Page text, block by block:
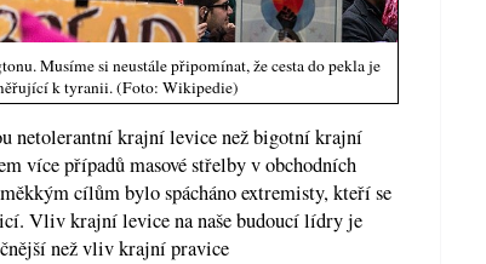
Musíme si neustále připomínat, že cesta do pekla je
k tyranii. (Foto: Wikipedie)
netolerantní krajní levice než bigotní krajní
více případů masové střelby v obchodních
cílům bylo spácháno extremisty, kteří se
Vliv krajní levice na naše budoucí lídry je
než vliv krajní pravice